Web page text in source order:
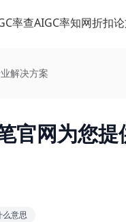
率查AIGC率知网折扣
解决方案
官网为您
意思